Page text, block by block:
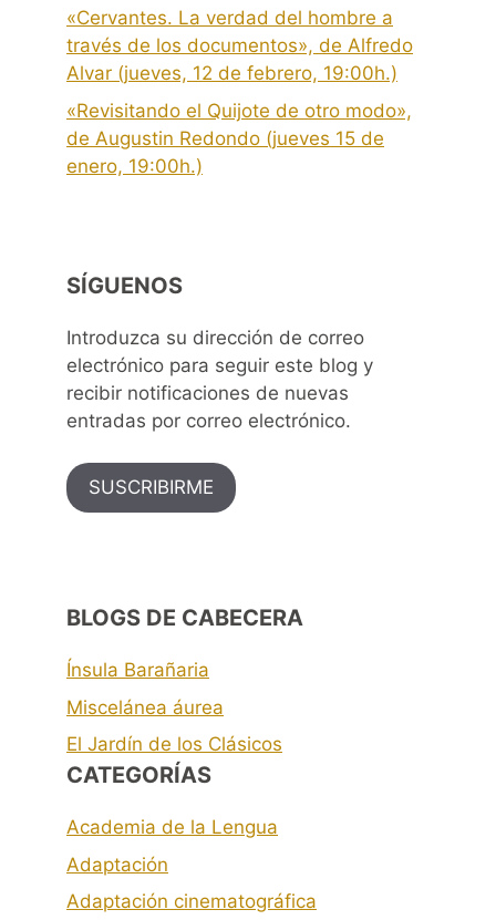
«Cervantes. La verdad del hombre a
través de los documentos», de Alfredo
Alvar (jueves, 12 de febrero, 19:00h.)
«Revisitando el Quijote de otro modo»,
de Augustin Redondo (jueves 15 de
enero, 19:00h.)
SÍGUENOS
Introduzca su dirección de correo
electrónico para seguir este blog y
recibir notificaciones de nuevas
entradas por correo electrónico.
SUSCRIBIRME
BLOGS DE CABECERA
Ínsula Barañaria
Miscelánea áurea
El Jardín de los Clásicos
CATEGORÍAS
Academia de la Lengua
Adaptación
Adaptación cinematográfica